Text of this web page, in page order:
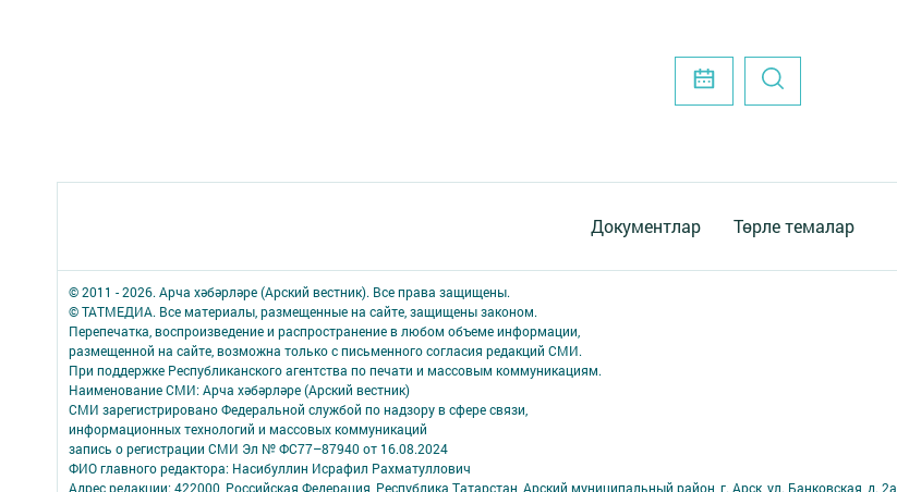
Документлар Төрле темалар
© 2011 - 2026. Арча хәбәрләре (Арский вестник). Все права защищены.
© ТАТМЕДИА. Все материалы, размещенные на сайте, защищены законом.
Перепечатка, воспроизведение и распространение в любом объеме информации,
размещенной на сайте, возможна только с письменного согласия редакций СМИ.
При поддержке Республиканского агентства по печати и массовым коммуникациям.
Наименование СМИ: Арча хәбәрләре (Арский вестник)
СМИ зарегистрировано Федеральной службой по надзору в сфере связи,
информационных технологий и массовых коммуникаций
запись о регистрации СМИ Эл № ФС77–87940 от 16.08.2024
ФИО главного редактора: Насибуллин Исрафил Рахматуллович
Адрес редакции: 422000, Российская Федерация, Республика Татарстан, Арский муниципальный район, г. Арск, ул. Банковская, д. 2а